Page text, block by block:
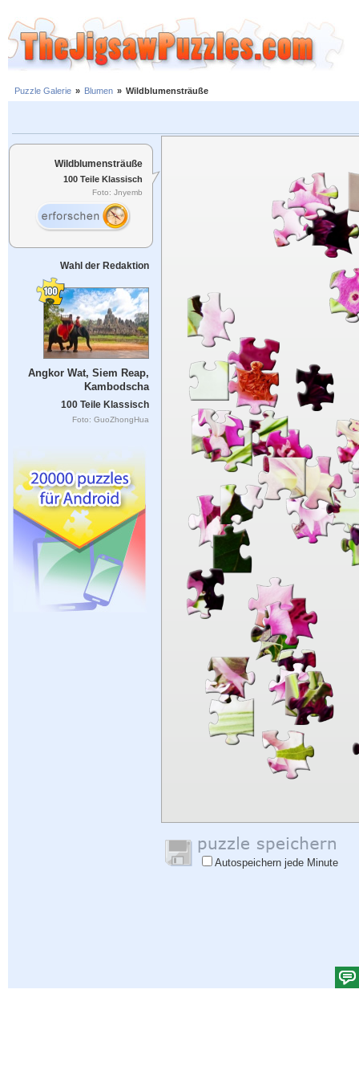
Puzzle Galerie » Blumen » Wildblumensträuße
Wildblumensträuße
100 Teile Klassisch
Foto: Jnyemb
Wahl der Redaktion
Angkor Wat, Siem Reap,
Kambodscha
100 Teile Klassisch
Foto: GuoZhongHua
Autospeichern jede Minute